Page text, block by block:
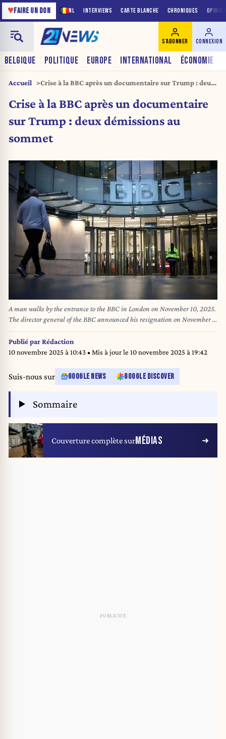
NL INTERVIEWS CARTE BLANCHE CHRONIQUES
♥FAIRE UN DON
BELGIQUE POLITIQUE EUROPE INTERNATIONAL ÉCONOMIE
S'ABONNER CONNEXION
Accueil
Crise à la BBC après un documentaire sur Trump : deux
Crise à la BBC après un documentaire
sur Trump : deux démissions au
sommet
A man walks by the entrance to the BBC in London on November 10, 2025.
The director general of the BBC announced his resignation on November 9
following a row over the editing of a documentary about Donald Trump as
the US president attacked "corrupt journalists". HENRY NICHOLLS / AFP
Publié parRédaction
10 novembre 2025 à 10:43• Mis à jour le 10 novembre 2025 à 19:42
Suis-nous sur GOOGLE NEWS GOOGLE DISCOVER
Sommaire
Couverture complète surMÉDIAS